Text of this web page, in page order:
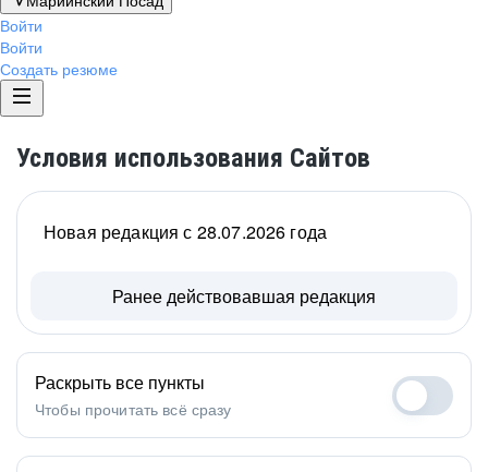
Войти
Войти
Создать резюме
Условия использования Сайтов
Новая редакция с 28.07.2026 года
Ранее действовавшая редакция
Раскрыть все пункты
Чтобы прочитать всё сразу